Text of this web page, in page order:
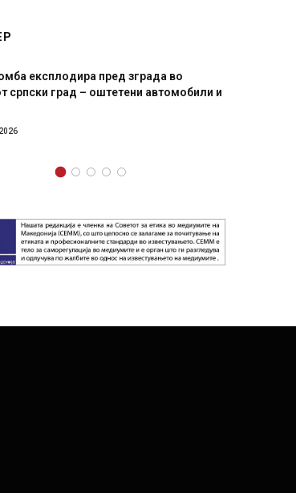
пред зграда во
– оштетени автомобили и
11-месечна воена